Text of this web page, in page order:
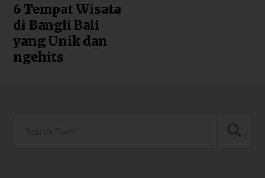
6 Tempat Wisata
di Bangli Bali
yang Unik dan
ngehits